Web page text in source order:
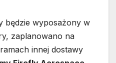
będzie wyposażony w
zaplanowano na
innej dostawy